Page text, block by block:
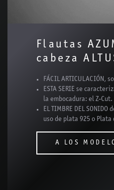
Flautas
cabeza
FÁCIL ARTICULACIÓN,
ESTA SERIE se
la embocadura: el Z-Cut.
EL TIMBRE DEL
uso de plata 925 o Plata
A LOS